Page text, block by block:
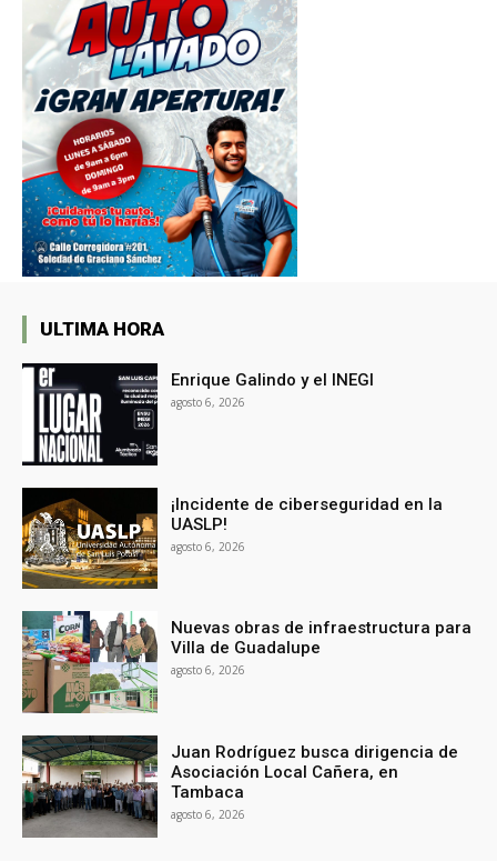
ULTIMA HORA
Enrique Galindo y el INEGI
agosto 6, 2026
¡Incidente de ciberseguridad en la
UASLP!
agosto 6, 2026
Nuevas obras de infraestructura para
Villa de Guadalupe
agosto 6, 2026
Juan Rodríguez busca dirigencia de
Asociación Local Cañera, en
Tambaca
agosto 6, 2026